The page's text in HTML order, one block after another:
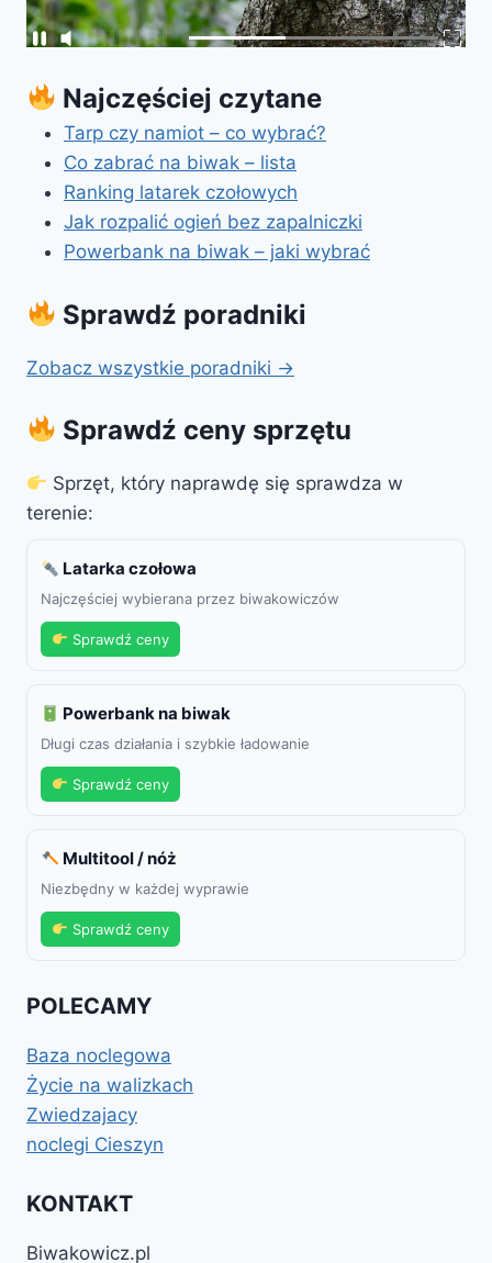
Najczęściej czytane
Tarp czy namiot – co wybrać?
Co zabrać na biwak – lista
Ranking latarek czołowych
Jak rozpalić ogień bez zapalniczki
Powerbank na biwak – jaki wybrać
Sprawdź poradniki
Zobacz wszystkie poradniki →
Sprawdź ceny sprzętu
Sprzęt, który naprawdę się sprawdza w
terenie:
Latarka czołowa
Najczęściej wybierana przez biwakowiczów
Sprawdź ceny
Powerbank na biwak
Długi czas działania i szybkie ładowanie
Sprawdź ceny
Multitool / nóż
Niezbędny w każdej wyprawie
Sprawdź ceny
POLECAMY
Baza noclegowa
Życie na walizkach
Zwiedzajacy
noclegi Cieszyn
KONTAKT
Biwakowicz.pl